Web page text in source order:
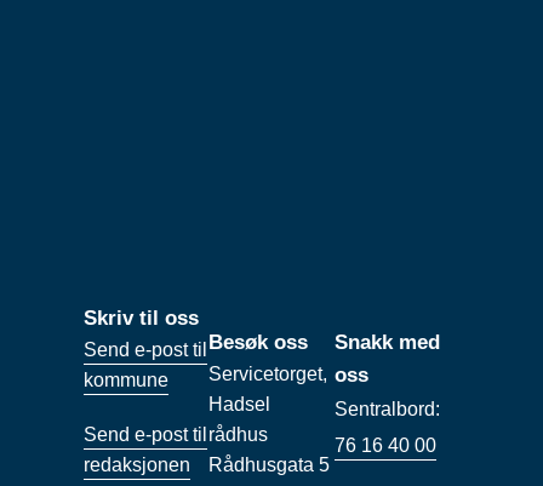
Skriv til oss
Send e-post til
kommune
Send e-post til
redaksjonen
Besøk oss
Servicetorget,
Hadsel
rådhus
Rådhusgata 5
Snakk med
oss
Sentralbord:
76 16 40 00